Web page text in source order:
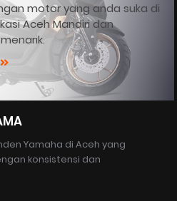
motor yang anda suka di
Aceh Mandiri dan
Yamaha di Aceh yang
konsistensi dan